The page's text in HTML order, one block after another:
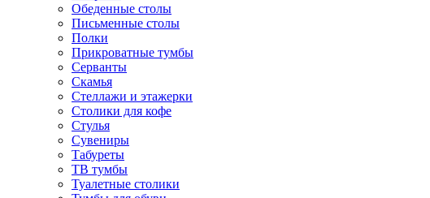
Обеденные столы
Письменные столы
Полки
Прикроватные тумбы
Серванты
Скамья
Стеллажи и этажерки
Столики для кофе
Стулья
Сувениры
Табуреты
ТВ тумбы
Туалетные столики